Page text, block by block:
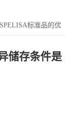
标准品的优
储存条件是